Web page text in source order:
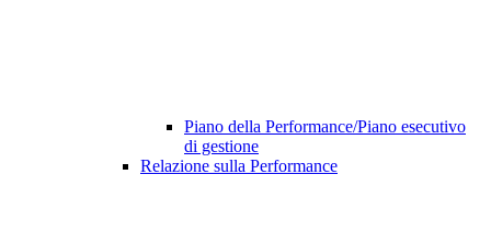
Piano della Performance/Piano esecutivo
di gestione
Relazione sulla Performance